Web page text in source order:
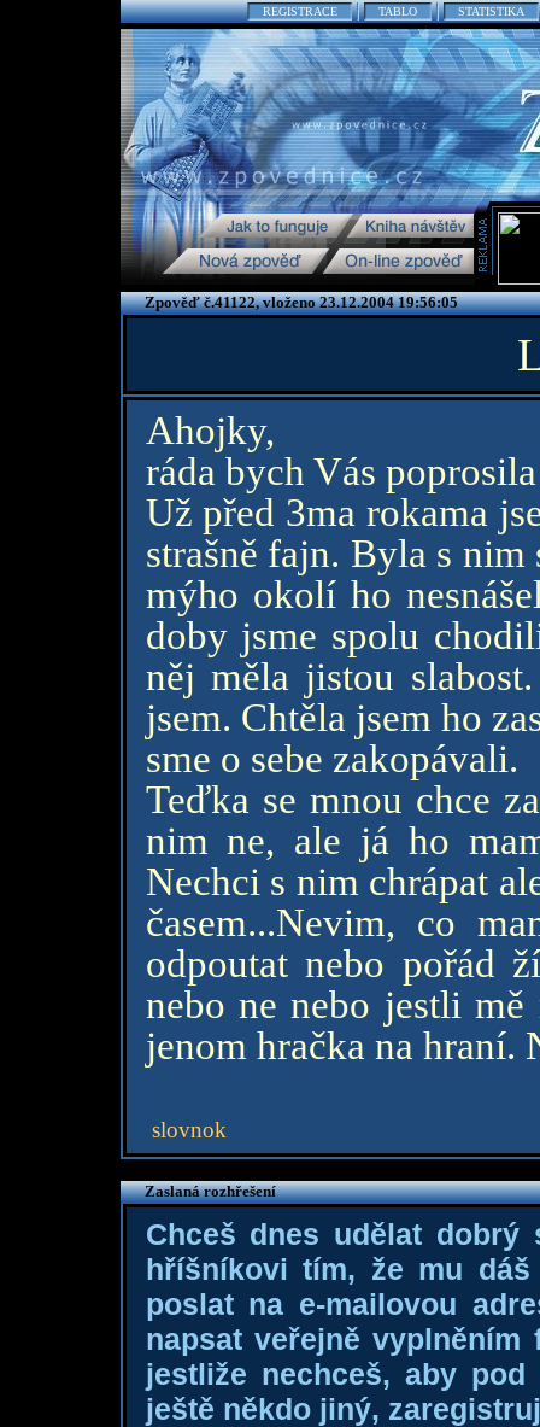
REGISTRACE TABLO STATISTIKA
Zpověď č.41122, vloženo 23.12.2004 19:56:05
Ahojky,
ráda bych Vás
Už před 3ma rokama
strašně fajn. Byla s nim
mýho okolí ho
doby jsme spolu
něj měla jistou
jsem. Chtěla jsem ho
sme o sebe zakopávali.
Teďka se mnou chce
nim ne, ale já ho
Nechci s nim chrápat
časem...Nevim, co
odpoutat nebo pořád
nebo ne nebo jestli
jenom hračka na hraní.
slovnok
Zaslaná rozhřešení
Chceš dnes udělat dobrý
hříšníkovi tím, že mu
poslat na e-mailovou
napsat veřejně
jestliže nechceš, aby
ještě někdo jiný,